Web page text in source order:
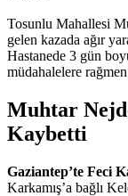
Tosunlu Mahallesi
gelen kazada ağır
Hastanede 3 gün
müdahalelere rağmen
Muhtar
Kaybetti
Gaziantep’te Feci
Karkamış’a bağlı